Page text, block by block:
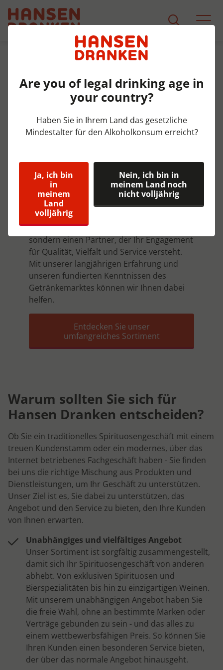
Business
Hansen Dranken:
Angebot für den
Spirituosenhandel
Hansen Dranken weiß, dass jeder
Spirituosenhandel einzigartig ist. Sie
suchen nicht irgendeinen Lieferanten,
sondern einen Partner, der Ihr Engagement
für Qualität, Vielfalt und Service versteht.
Mit unserer langjährigen Erfahrung und
unseren fundierten Kenntnissen des
Getränkemarktes können wir Ihnen dabei
helfen.
Entdecken Sie unser
umfangreiches Sortiment
Warum sollten Sie sich für
Hansen Dranken entscheiden?
Ob Sie ein traditionelles Spirituosengeschäft mit einem
treuen Kundenstamm oder ein modernes, über das
Internet betriebenes Fachgeschäft haben - Sie finden
bei uns die richtige Mischung aus Produkten und
Dienstleistungen, um Ihr Geschäft zu unterstützen.
Unser Ziel ist es, Sie dabei zu unterstützen, das
Angebot und den Service zu bieten, den Ihre Kunden
von Ihnen erwarten.
Unabhängiges und vielfältiges Angebot
Unser Sortiment ist sorgfältig zusammengestellt,
damit sich Ihr Spirituosengeschäft von anderen
abhebt. Von exklusiven Spirituosen und
Bierspezialitäten bis hin zu einzigartigen Weinen.
Mit unserem unabhängigen Angebot haben Sie
die freie Wahl, ohne an bestimmte Marken oder
Verträge gebunden zu sein - und das alles zu
einem wettbewerbsfähigen Preis. So können Sie
Ihren Kunden einen besonderen Service bieten,
der über das normale Angebot hinausgeht.
Are you of legal drinking age in
your country?
Haben Sie in Ihrem Land das gesetzliche
Mindestalter für den Alkoholkonsum erreicht?
Ja, ich bin
in
meinem
Land
volljährig
Nein, ich bin in
meinem Land noch
nicht volljährig